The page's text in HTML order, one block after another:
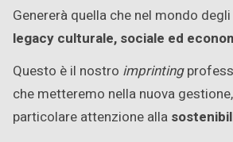
Genererà quella che nel mondo
legacy culturale, sociale ed
Questo è il nostro imprinting
che metteremo nella nuova
particolare attenzione alla